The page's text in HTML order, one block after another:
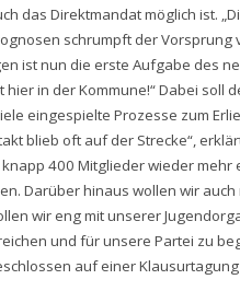
das Direktmandat möglich ist.
schrumpft der Vorsprung
ist nun die erste Aufgabe des
hier in der Kommune!“ Dabei soll
eingespielte Prozesse zum
blieb oft auf der Strecke“,
400 Mitglieder wieder mehr
Darüber hinaus wollen wir
wir eng mit unserer
und für unsere Partei zu
auf einer